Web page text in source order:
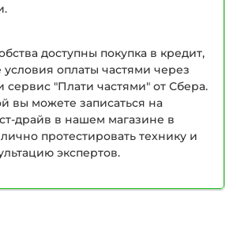
доступны покупка в кредит,
условия оплаты частями через
сервис "Плати частями" от Сбера.
вы можете записаться на
драйв в нашем магазине в
протестировать технику и
экспертов.